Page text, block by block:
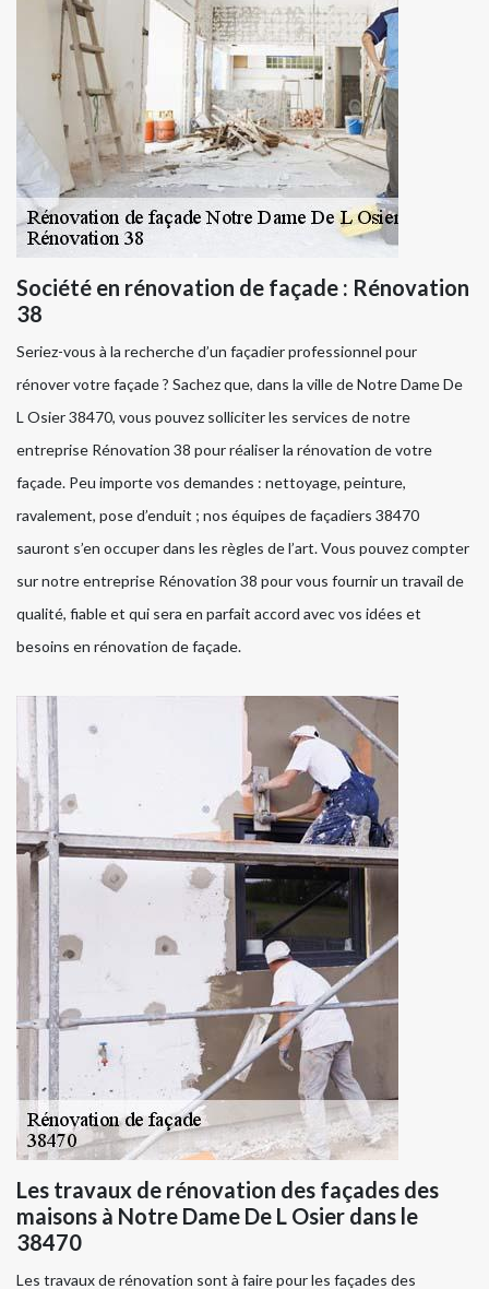
Société en rénovation de façade : Rénovation
38
Seriez-vous à la recherche d’un façadier professionnel pour
rénover votre façade ? Sachez que, dans la ville de Notre Dame De
L Osier 38470, vous pouvez solliciter les services de notre
entreprise Rénovation 38 pour réaliser la rénovation de votre
façade. Peu importe vos demandes : nettoyage, peinture,
ravalement, pose d’enduit ; nos équipes de façadiers 38470
sauront s’en occuper dans les règles de l’art. Vous pouvez compter
sur notre entreprise Rénovation 38 pour vous fournir un travail de
qualité, fiable et qui sera en parfait accord avec vos idées et
besoins en rénovation de façade.
Les travaux de rénovation des façades des
maisons à Notre Dame De L Osier dans le
38470
Les travaux de rénovation sont à faire pour les façades des